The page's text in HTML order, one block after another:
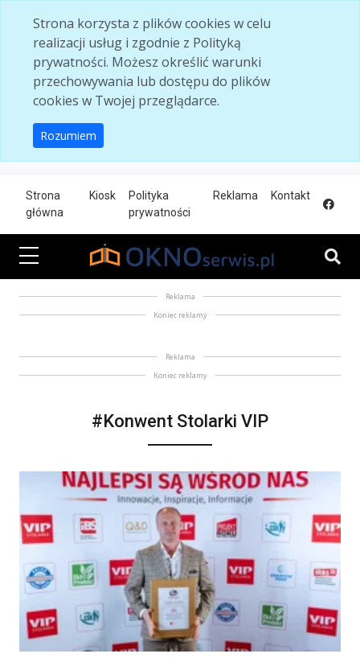
Strona korzysta z plików cookies w celu
realizacji usług i zgodnie z Polityką
prywatności. Możesz określić warunki
przechowywania lub dostępu do plików
cookies w Twojej przeglądarce.
Rozumiem
Strona
główna
Kiosk
Polityka
prywatności
Reklama Kontakt
Reklama
Koniec reklamy
Reklama
Koniec reklamy
#Konwent Stolarki VIP